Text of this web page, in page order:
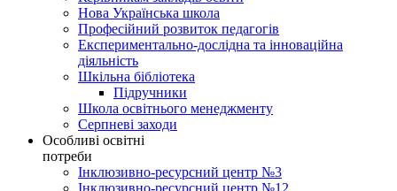
Нова Українська школа
Професійний розвиток педагогів
Експериментально-дослідна та інноваційна
діяльність
Шкільна бібліотека
Підручники
Школа освітнього менеджменту
Серпневі заходи
Особливі освітні
потреби
Інклюзивно-ресурсний центр №3
Інклюзивно-ресурсний центр №12